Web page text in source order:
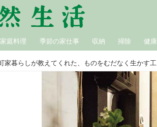
家庭料理 季節の家仕事 収納 掃除 健康